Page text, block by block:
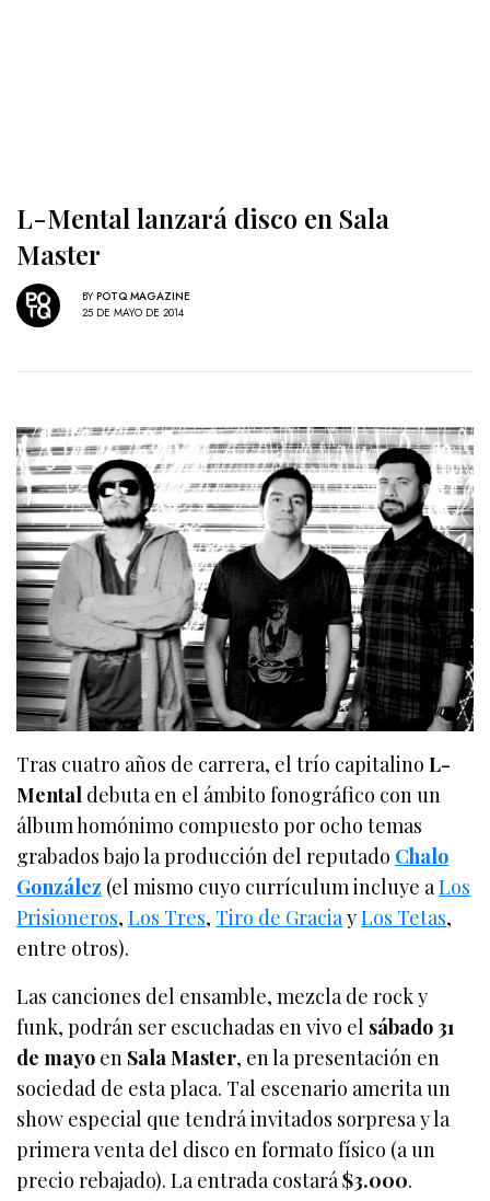
L-Mental lanzará disco en Sala
Master
BY POTQ MAGAZINE
25 DE MAYO DE 2014
Tras cuatro años de carrera, el trío capitalinoL-
Mental debuta en el ámbito fonográfico con un
álbum homónimo compuesto por ocho temas
grabados bajo la producción del reputado Chalo
González (el mismo cuyo currículum incluye aLos
Prisioneros,Los Tres, Tiro de GraciayLos Tetas,
entre otros).
Las canciones del ensamble, mezcla de rock y
funk, podrán ser escuchadas en vivo el sábado 31
de mayo en Sala Master, en la presentación en
sociedad de esta placa. Tal escenario amerita un
show especial que tendrá invitados sorpresa y la
primera venta del disco en formato físico (a un
precio rebajado). La entrada costará$3.000.